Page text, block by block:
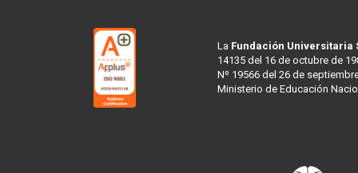
La Fundación Universitaria
14135 del 16 de octubre de
Nº 19566 del 26 de
Ministerio de Educación